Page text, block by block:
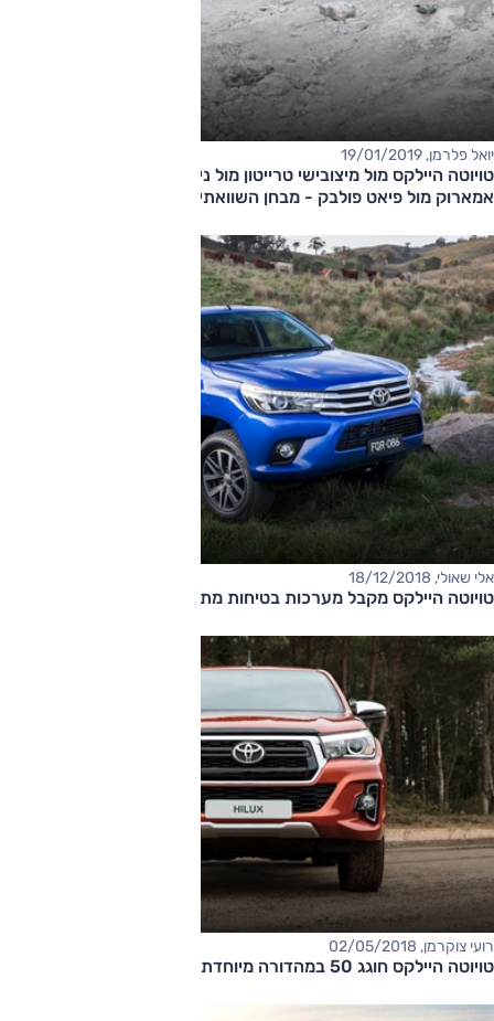
יואל פלרמן, 19/01/2019
טויוטה היילקס מול מיצובישי טרייטון מול ניסאן נווארה מול פולקסווגן
אמארוק מול פיאט פולבק - מבחן השוואתי
אלי שאולי, 18/12/2018
טויוטה היילקס מקבל מערכות בטיחות מתקדמות
רועי צוקרמן, 02/05/2018
טויוטה היילקס חוגג 50 במהדורה מיוחדת